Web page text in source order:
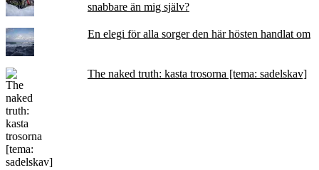
snabbare än mig själv?
En elegi för alla sorger den här hösten handlat om
The naked truth: kasta trosorna [tema: sadelskav]